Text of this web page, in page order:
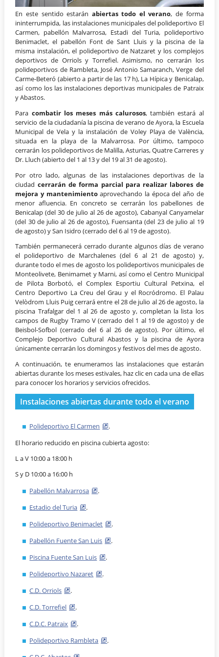
En este sentido estarán abiertas todo el verano, de forma
ininterrumpida, las instalaciones municipales del polideportivo El
Carmen, pabellón Malvarrosa, Estadi del Turia, polideportivo
Benimaclet, el pabellón Font de Sant Lluis y la piscina de la
misma instalación, el polideportivo de Natzaret y los complejos
deportivos de Orriols y Torrefiel. Asimismo, no cerrarán los
polideportivos de Rambleta, José Antonio Samaranch, Verge del
Carme-Beteró (abierto a partir de las 17 h), La Hípica y Benicalap,
así como los las instalaciones deportivas municipales de Patraix
y Abastos.
Para combatir los meses más calurosos, también estará al
servicio de la ciudadanía la piscina de verano de Ayora, la Escuela
Municipal de Vela y la instalación de Voley Playa de València,
situada en la playa de la Malvarrosa. Por último, tampoco
cerrarán los polideportivos de Malilla, Asturias, Quatre Carreres y
Dr. Lluch (abierto del 1 al 13 y del 19 al 31 de agosto).
Por otro lado, algunas de las instalaciones deportivas de la
ciudad cerrarán de forma parcial para realizar labores de
mejora y mantenimientoaprovechando la época del año de
menor afluencia. En concreto se cerrarán los pabellones de
Benicalap (del 30 de julio al 26 de agosto), Cabanyal Canyamelar
(del 30 de julio al 26 de agosto), Fuensanta (del 23 de julio al 19
de agosto) y San Isidro (cerrado del 6 al 19 de agosto).
También permanecerá cerrado durante algunos días de verano
el polideportivo de Marchalenes (del 6 al 21 de agosto) y,
durante todo el mes de agosto los polideportivos municipales de
Monteolivete, Benimamet y Marni, así como el Centro Municipal
de Pilota Borbotó, el Complex Esportiu Cultural Petxina, el
Centro Deportivo La Creu del Grau y el Rocródromo. El Palau
Velòdrom Lluis Puig cerrará entre el 28 de julio al 26 de agosto, la
piscina Trafalgar del 1 al 26 de agosto y, completan la lista los
campos de Rugby Tramo V (cerrado del 1 al 19 de agosto) y de
Beisbol-Sofbol (cerrado del 6 al 26 de agosto). Por último, el
Complejo Deportivo Cultural Abastos y la piscina de Ayora
únicamente cerrarán los domingos y festivos del mes de agosto.
A continuación, te enumeramos las instalaciones que estarán
abiertas durante los meses estivales, haz clic en cada una de ellas
para conocer los horarios y servicios ofrecidos.
Instalaciones abiertas durante todo el verano
Polideportivo El Carmen
.
El horario reducido en piscina cubierta agosto:
L a V 10:00 a 18:00 h
S y D 10:00 a 16:00 h
Pabellón Malvarrosa
.
Estadio del Turia
.
Polideportivo Benimaclet
.
Pabellón Fuente San Luis
.
Piscina Fuente San Luis
.
Polideportivo Nazaret
.
C.D. Orriols
.
C.D. Torrefiel
.
C.D.C. Patraix
.
Polideportivo Rambleta
.